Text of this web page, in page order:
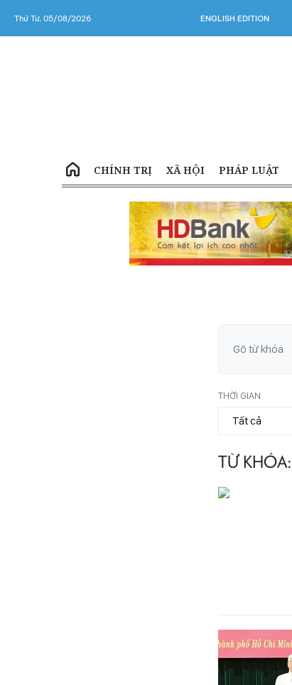
Thứ Tư, 05/08/2026 ENGLISH EDITION
CHÍNH TRỊ XÃ HỘI PHÁP LUẬT
THỜI GIAN
TỪ KHÓA: